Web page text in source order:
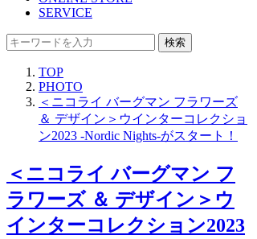
SERVICE
検索
TOP
PHOTO
＜ニコライ バーグマン フラワーズ
＆ デザイン＞ウインターコレクショ
ン2023 -Nordic Nights-がスタート！
＜ニコライ バーグマン フ
ラワーズ ＆ デザイン＞ウ
インターコレクション2023